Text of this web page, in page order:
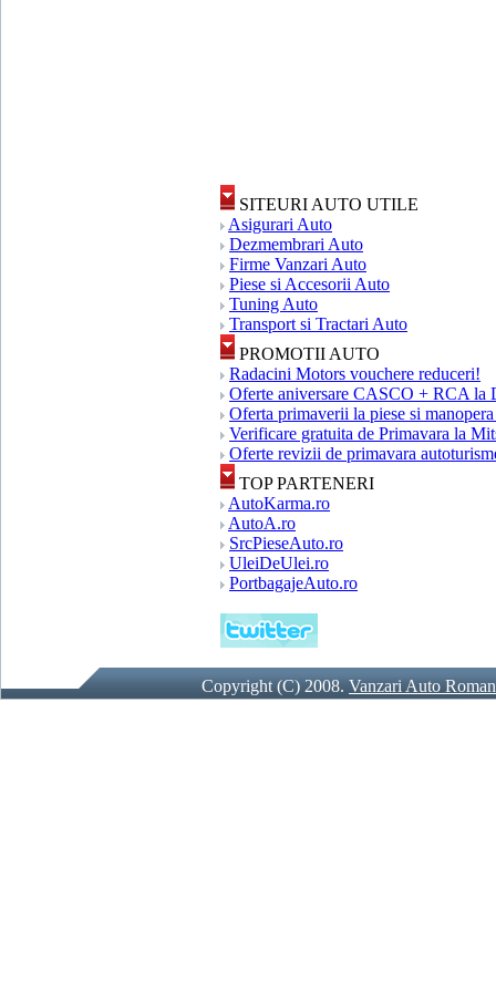
SITEURI AUTO UTILE
Asigurari Auto
Dezmembrari Auto
Firme Vanzari Auto
Piese si Accesorii Auto
Tuning Auto
Transport si Tractari Auto
PROMOTII AUTO
Radacini Motors vouchere reduceri!
Oferte aniversare CASCO + RCA la
Oferta primaverii la piese si
Verificare gratuita de Primavara la
Oferte revizii de primavara
TOP PARTENERI
AutoKarma.ro
AutoA.ro
SrcPieseAuto.ro
UleiDeUlei.ro
PortbagajeAuto.ro
Copyright (C) 2008.Vanzari Auto